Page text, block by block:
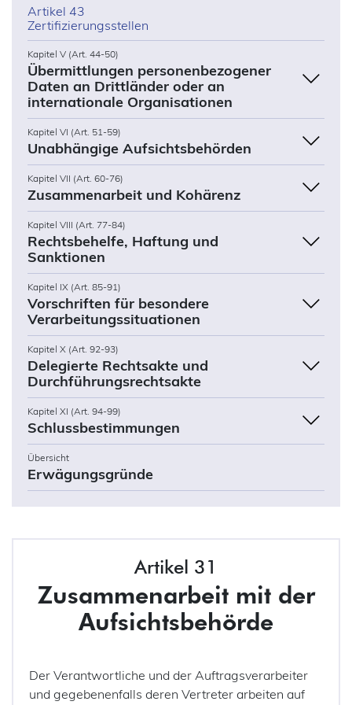
Artikel 43
Zertifizierungsstellen
Kapitel V (Art. 44-50)
Übermittlungen personenbezogener
Daten an Drittländer oder an
internationale Organisationen
Kapitel VI (Art. 51-59)
Unabhängige Aufsichtsbehörden
Kapitel VII (Art. 60-76)
Zusammenarbeit und Kohärenz
Kapitel VIII (Art. 77-84)
Rechtsbehelfe, Haftung und
Sanktionen
Kapitel IX (Art. 85-91)
Vorschriften für besondere
Verarbeitungssituationen
Kapitel X (Art. 92-93)
Delegierte Rechtsakte und
Durchführungsrechtsakte
Kapitel XI (Art. 94-99)
Schlussbestimmungen
Übersicht
Erwägungsgründe
Artikel 31
Zusammenarbeit mit der
Aufsichtsbehörde
Der Verantwortliche und der Auftragsverarbeiter
und gegebenenfalls deren Vertreter arbeiten auf